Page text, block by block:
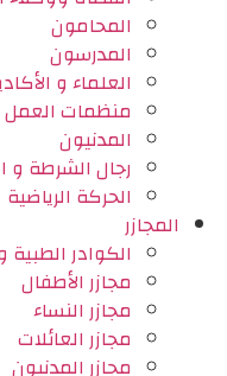
المحامون
المدرسون
العلماء و
منظمات العمل
المدنيون
رجال الشرطة و
الحركة الرياضية
المجازر
الكوادر الطبية
مجازر الأطفال
مجازر النساء
مجازر العائلات
مجازر المدنيون